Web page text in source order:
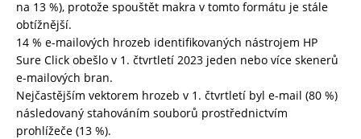
na 13 %), protože spouštět makra v tomto formátu je stále
obtížnější.
14 % e-mailových hrozeb identifikovaných nástrojem HP
Sure Click obešlo v 1. čtvrtletí 2023 jeden nebo více skenerů
e-mailových bran.
Nejčastějším vektorem hrozeb v 1. čtvrtletí byl e-mail (80 %)
následovaný stahováním souborů prostřednictvím
prohlížeče (13 %).